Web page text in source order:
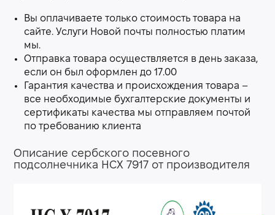
Вы оплачиваете только стоимость товара на
сайте. Услуги Новой почты полностью платим
мы.
Отправка товара осуществляется в день заказа,
если он был оформлен до 17.00
Гарантия качества и происхождения товара –
все необходимые бухгалтерские документы и
сертификаты качества мы отправляем почтой
по требованию клиента
Описание сербского посевного
подсолнечника НСХ 7917 от производителя